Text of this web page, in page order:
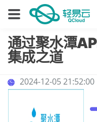
通过聚水潭
集成之道
2024-12-05 21:52:00